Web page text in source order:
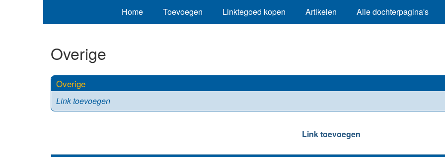
Home Toevoegen Linktegoed kopen Artikelen Alle dochterpagina's
Overige
Overige
Link toevoegen
Link toevoegen